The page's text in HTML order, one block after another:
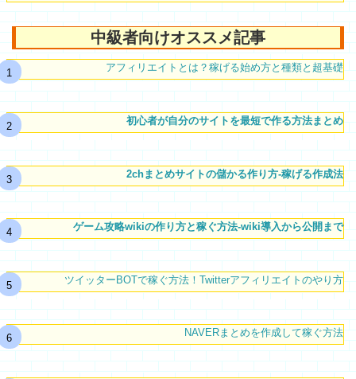
中級者向けオススメ記事
アフィリエイトとは？稼げる始め方と種類と超基礎
初心者が自分のサイトを最短で作る方法まとめ
2chまとめサイトの儲かる作り方-稼げる作成法
ゲーム攻略wikiの作り方と稼ぐ方法-wiki導入から公開まで
ツイッターBOTで稼ぐ方法！Twitterアフィリエイトのやり方
NAVERまとめを作成して稼ぐ方法